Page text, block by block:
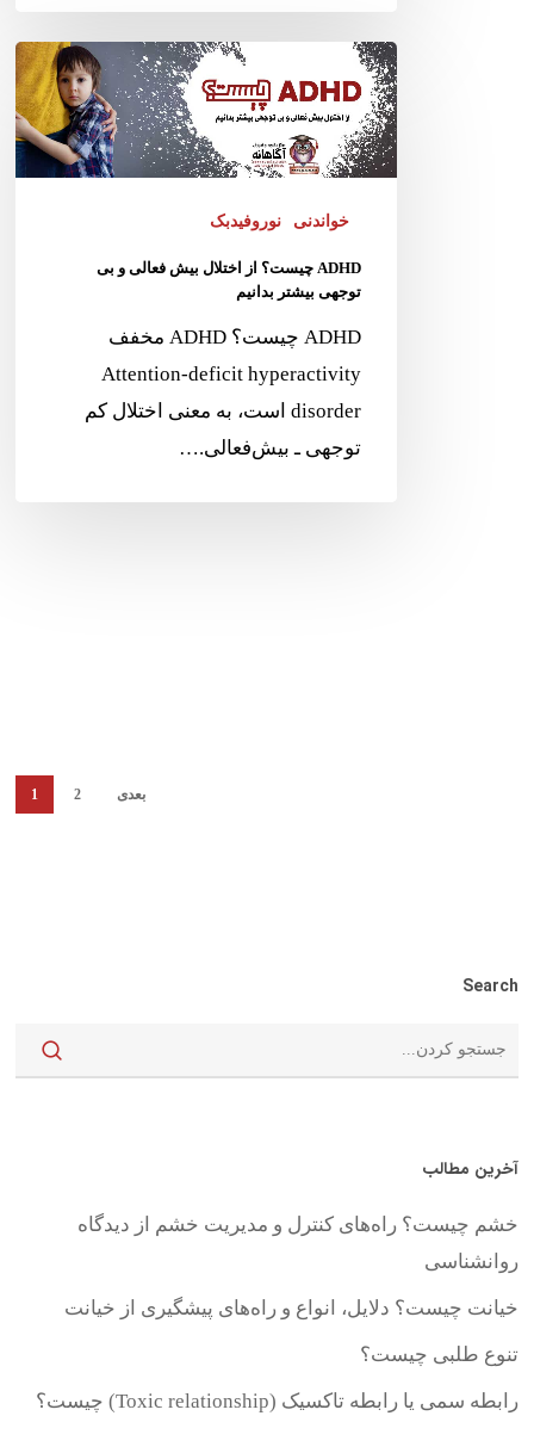
خواندنی نوروفیدبک
ADHD چیست؟ از اختلال بیش فعالی و بی
توجهی بیشتر بدانیم
ADHD چیست؟ ADHD مخفف
Attention-deficit hyperactivity
disorder است، به معنی اختلال کم
توجهی ـ بیش‌فعالی.…
1 2 بعدی
Search
آخرین مطالب
خشم چیست؟ راه‌های کنترل و مدیریت خشم از دیدگاه
روانشناسی
خیانت چیست؟ دلایل، انواع و راه‌های پیشگیری از خیانت
تنوع طلبی چیست؟
رابطه سمی یا رابطه تاکسیک (Toxic relationship) چیست؟